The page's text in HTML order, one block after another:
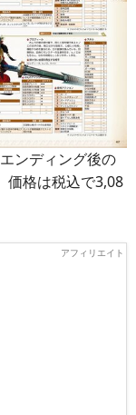
ンディング後の
価格は税込で3,08